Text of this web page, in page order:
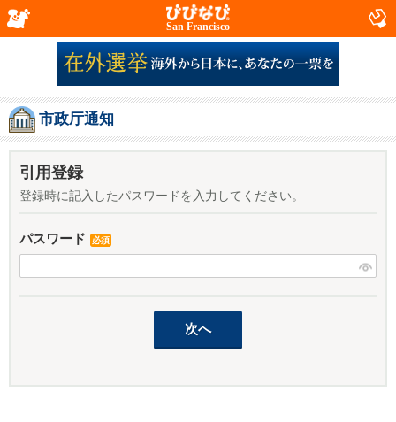
San Francisco
市政厅通知
引用登録
登録時に記入したパスワードを入力してください。
パスワード 必須